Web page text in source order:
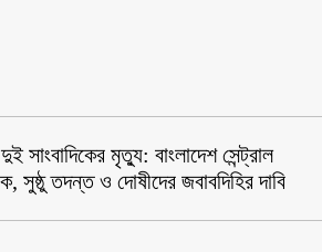
সাংবাদিকের মৃত্যু: বাংলাদেশ সেন্ট্রাল
সুষ্ঠু তদন্ত ও দোষীদের জবাবদিহির দাবি